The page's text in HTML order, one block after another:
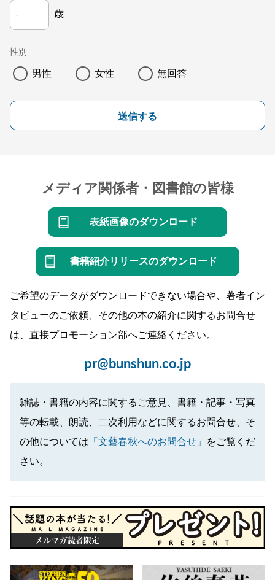
歳
性別
男性 女性 無回答
送信する
メディア関係者・図書館の皆様
表紙画像のダウンロード
書籍紹介リリースのダウンロード
ご希望のデータがダウンロードできない場合や、著者イン
タビューのご依頼、その他の本の紹介に関するお問合せ
は、直接プロモーション部へご連絡ください。
pr@bunshun.co.jp
雑誌・書籍の内容に関するご意見、書籍・記事・写真
等の転載、朗読、二次利用などに関するお問合せ、そ
の他については 「文藝春秋へのお問合せ」
をご覧くだ
さい。